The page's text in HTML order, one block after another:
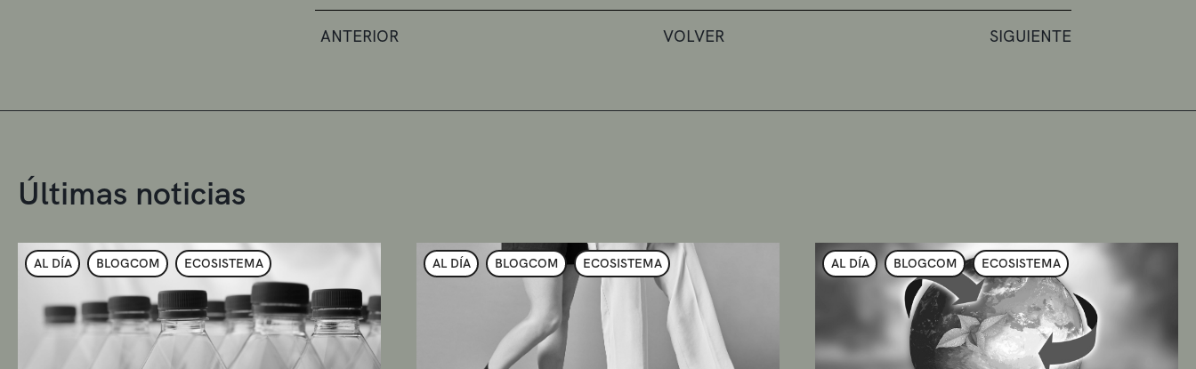
ANTERIOR VOLVER SIGUIENTE
Últimas noticias
AL DÍA BLOGCOM ECOSISTEMA AL DÍA BLOGCOM ECOSISTEMA AL DÍA BLOGCOM ECOSISTEMA